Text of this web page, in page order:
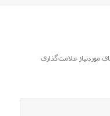
موردنیاز علامت‌گذاری